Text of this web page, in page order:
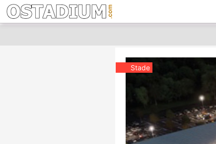
Stade